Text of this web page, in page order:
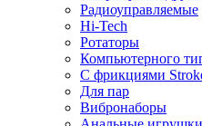
Радиоуправляемые
Hi-Tech
Ротаторы
Компьютерного
С фрикциями
Для пар
Вибронаборы